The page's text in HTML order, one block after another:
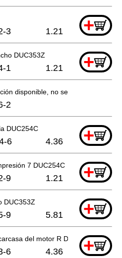
+
3 1.21
DUC353Z +
1 1.21
disponible, no se puede pedir
2
DUC254C +
6 4.36
7 DUC254C +
9 1.21
DUC353Z +
9 5.81
del motor R DUC353Z
+
6 4.36